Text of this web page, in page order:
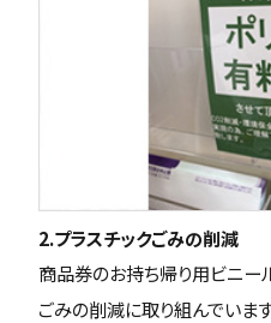
2.プラスチックごみの削減
商品券のお持ち帰り用ビニー
ごみの削減に取り組んでいます